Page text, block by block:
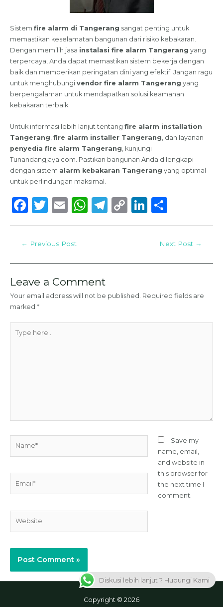
Sistem fire alarm di Tangerang sangat penting untuk
memastikan keselamatan bangunan dari risiko kebakaran.
Dengan memilih jasa instalasi fire alarm Tangerang yang
terpercaya, Anda dapat memastikan sistem bekerja dengan
baik dan memberikan peringatan dini yang efektif. Jangan ragu
untuk menghubungi vendor fire alarm Tangerang yang
berpengalaman untuk mendapatkan solusi keamanan
kebakaran terbaik.
Untuk informasi lebih lanjut tentang fire alarm installation
Tangerang fire alarm installer Tangerang , dan layanan
penyedia fire alarm Tangerang , kunjungi
Tunandangjaya.com. Pastikan bangunan Anda dilengkapi
dengan sistem alarm kebakaran Tangerang yang optimal
untuk perlindungan maksimal.
F
a
c
b
o
o
T
w
r
E
m
ai
W
h
A
p
p
T
el
ra
C
o
Li
k
Li
n
dI
h
ar
← Previous Post Next Post →
Leave a Comment
Your email address will not be published. Required fields are
marked *
here..
Save my
name, email,
and website in
this browser for
the next time I
comment.
Copyright © 2026
Diskusi lebih lanjut ? Hubungi Kami